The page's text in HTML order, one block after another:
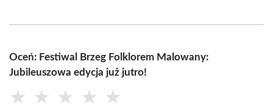
Oceń: Festiwal Brzeg Folklorem Malowany:
Jubileuszowa edycja już jutro!
★ ★ ★ ★ ★